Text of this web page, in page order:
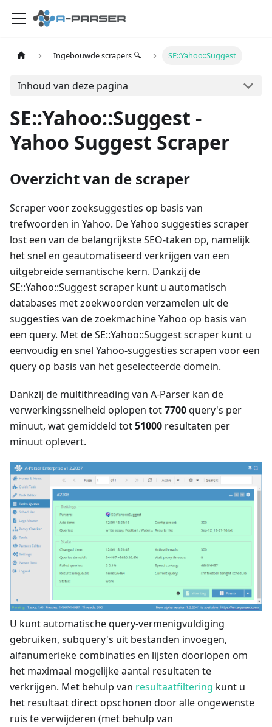
Ingebouwde scrapers 🔍 SE::Yahoo::Suggest
Inhoud van deze pagina
SE::Yahoo::Suggest -
Yahoo Suggest Scraper
Overzicht van de scraper
Scraper voor zoeksuggesties op basis van
trefwoorden in Yahoo. De Yahoo suggesties scraper
lost een van de belangrijkste SEO-taken op, namelijk
het snel en geautomatiseerd verkrijgen van een
uitgebreide semantische kern. Dankzij de
SE::Yahoo::Suggest scraper kunt u automatisch
databases met zoekwoorden verzamelen uit de
suggesties van de zoekmachine Yahoo op basis van
een query. Met de SE::Yahoo::Suggest scraper kunt u
eenvoudig en snel Yahoo-suggesties scrapen voor een
query op basis van het geselecteerde domein.
Dankzij de multithreading van A-Parser kan de
verwerkingssnelheid oplopen tot7700query's per
minuut, wat gemiddeld tot51000 resultaten per
minuut oplevert.
U kunt automatische query-vermenigvuldiging
gebruiken, subquery's uit bestanden invoegen,
alfanumerieke combinaties en lijsten doorlopen om
het maximaal mogelijke aantal resultaten te
verkrijgen. Met behulp van resultaatfiltering kunt u
het resultaat direct opschonen door alle ongewenste
ruis te verwijderen (met behulp van